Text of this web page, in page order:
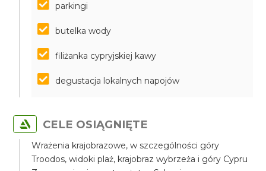
parkingi
butelka wody
filiżanka cypryjskiej kawy
degustacja lokalnych napojów
CELE OSIĄGNIĘTE
Wrażenia krajobrazowe, w szczególności góry
Troodos, widoki plaż, krajobraz wybrzeża i góry Cypru